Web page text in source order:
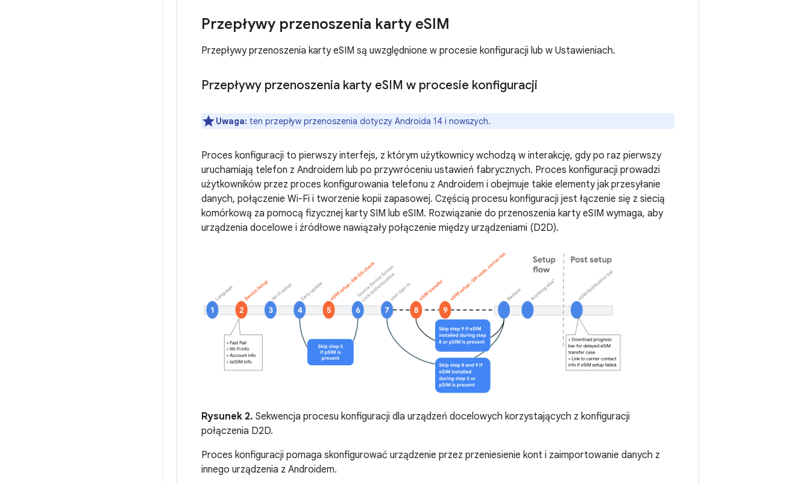
Przepływy przenoszenia karty eSIM
Przepływy przenoszenia karty eSIM są uwzględnione w procesie konfiguracji lub w Ustawieniach.
Przepływy przenoszenia karty eSIM w procesie konfiguracji
Uwaga: ten przepływ przenoszenia dotyczy Androida 14 i nowszych.
Proces konfiguracji to pierwszy interfejs, z którym użytkownicy wchodzą w interakcję, gdy po raz pierwszy
uruchamiają telefon z Androidem lub po przywróceniu ustawień fabrycznych. Proces konfiguracji prowadzi
użytkowników przez proces konfigurowania telefonu z Androidem i obejmuje takie elementy jak przesyłanie
danych, połączenie Wi-Fi i tworzenie kopii zapasowej. Częścią procesu konfiguracji jest łączenie się z siecią
komórkową za pomocą fizycznej karty SIM lub eSIM. Rozwiązanie do przenoszenia karty eSIM wymaga, aby
urządzenia docelowe i źródłowe nawiązały połączenie między urządzeniami (D2D).
Rysunek 2. Sekwencja procesu konfiguracji dla urządzeń docelowych korzystających z konfiguracji
połączenia D2D.
Proces konfiguracji pomaga skonfigurować urządzenie przez przeniesienie kont i zaimportowanie danych z
innego urządzenia z Androidem.